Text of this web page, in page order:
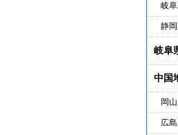
岐
静
岐阜
中国
岡
広